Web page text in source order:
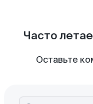
Часто
Оставьте